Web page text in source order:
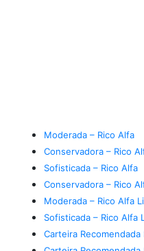
Moderada – Rico Alfa
Conservadora – Rico
Sofisticada – Rico Alfa
Conservadora – Rico
Moderada – Rico Alfa
Sofisticada – Rico Alfa
Carteira Recomendada